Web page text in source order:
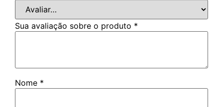
Sua avaliação sobre o produto *
Nome *